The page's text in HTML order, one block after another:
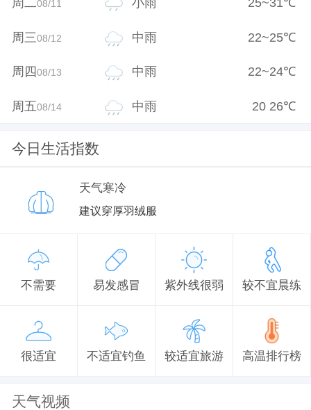
08/11
周三08/12 中雨 22~25℃
周四08/13 中雨 22~24℃
周五08/14 中雨 20 26℃
今日生活指数
天气寒冷
建议穿厚羽绒服
不需要 易发感冒 紫外线很弱 较不宜晨练
很适宜 不适宜钓鱼 较适宜旅游 高温排行榜
天气视频